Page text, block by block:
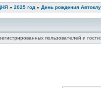
» 2025 год » День рождения
пользователей и